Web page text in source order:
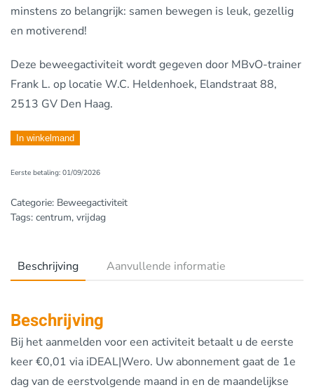
minstens zo belangrijk: samen bewegen is leuk, gezellig
en motiverend!
Deze beweegactiviteit wordt gegeven door MBvO-trainer
Frank L. op locatie W.C. Heldenhoek, Elandstraat 88,
2513 GV Den Haag.
Vrijdag
11.15,
Heldenhoek
aantal
In winkelmand
Eerste betaling: 01/09/2026
Categorie: Beweegactiviteit
Tags: centrum, vrijdag
Beschrijving Aanvullende informatie
Beschrijving
Bij het aanmelden voor een activiteit betaalt u de eerste
keer €0,01 via iDEAL|Wero. Uw abonnement gaat de 1e
dag van de eerstvolgende maand in en de maandelijkse